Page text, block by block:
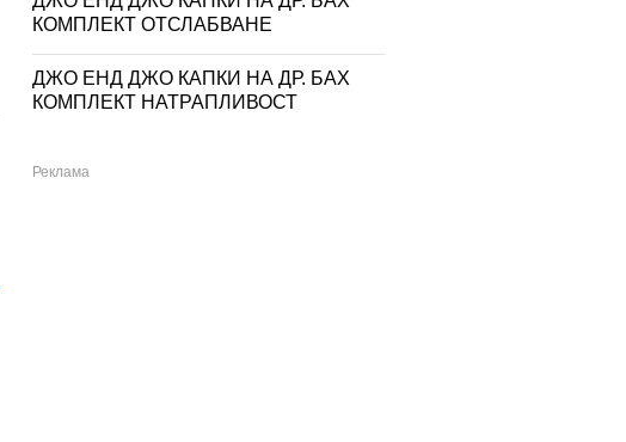
КОМПЛЕКТ ОТСЛАБВАНЕ
ДЖО ЕНД ДЖО КАПКИ НА ДР. БАХ
КОМПЛЕКТ НАТРАПЛИВОСТ